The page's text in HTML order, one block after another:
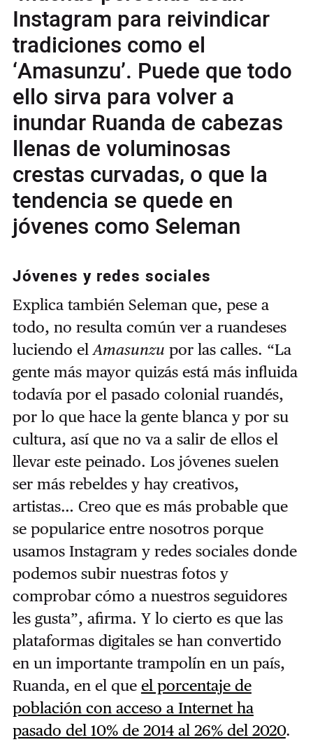
Instagram para reivindicar
tradiciones como el
‘Amasunzu’. Puede que todo
ello sirva para volver a
inundar Ruanda de cabezas
llenas de voluminosas
crestas curvadas, o que la
tendencia se quede en
jóvenes como Seleman
Jóvenes y redes sociales
Explica también Seleman que, pese a
todo, no resulta común ver a ruandeses
luciendo el Amasunzu por las calles. “La
gente más mayor quizás está más influida
todavía por el pasado colonial ruandés,
por lo que hace la gente blanca y por su
cultura, así que no va a salir de ellos el
llevar este peinado. Los jóvenes suelen
ser más rebeldes y hay creativos,
artistas… Creo que es más probable que
se popularice entre nosotros porque
usamos Instagram y redes sociales donde
podemos subir nuestras fotos y
comprobar cómo a nuestros seguidores
les gusta”, afirma. Y lo cierto es que las
plataformas digitales se han convertido
en un importante trampolín en un país,
Ruanda, en el que el porcentaje de
población con acceso a Internet ha
pasado del 10% de 2014 al 26% del 2020.